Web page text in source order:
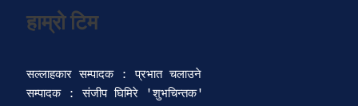
हाम्रो टिम
सल्लाहकार सम्पादक : प्रभात चलाउने
सम्पादक : संजीप घिमिरे 'शुभचिन्तक'